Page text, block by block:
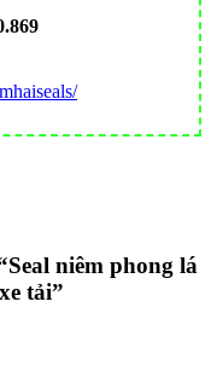
niêm phong lá
tải”